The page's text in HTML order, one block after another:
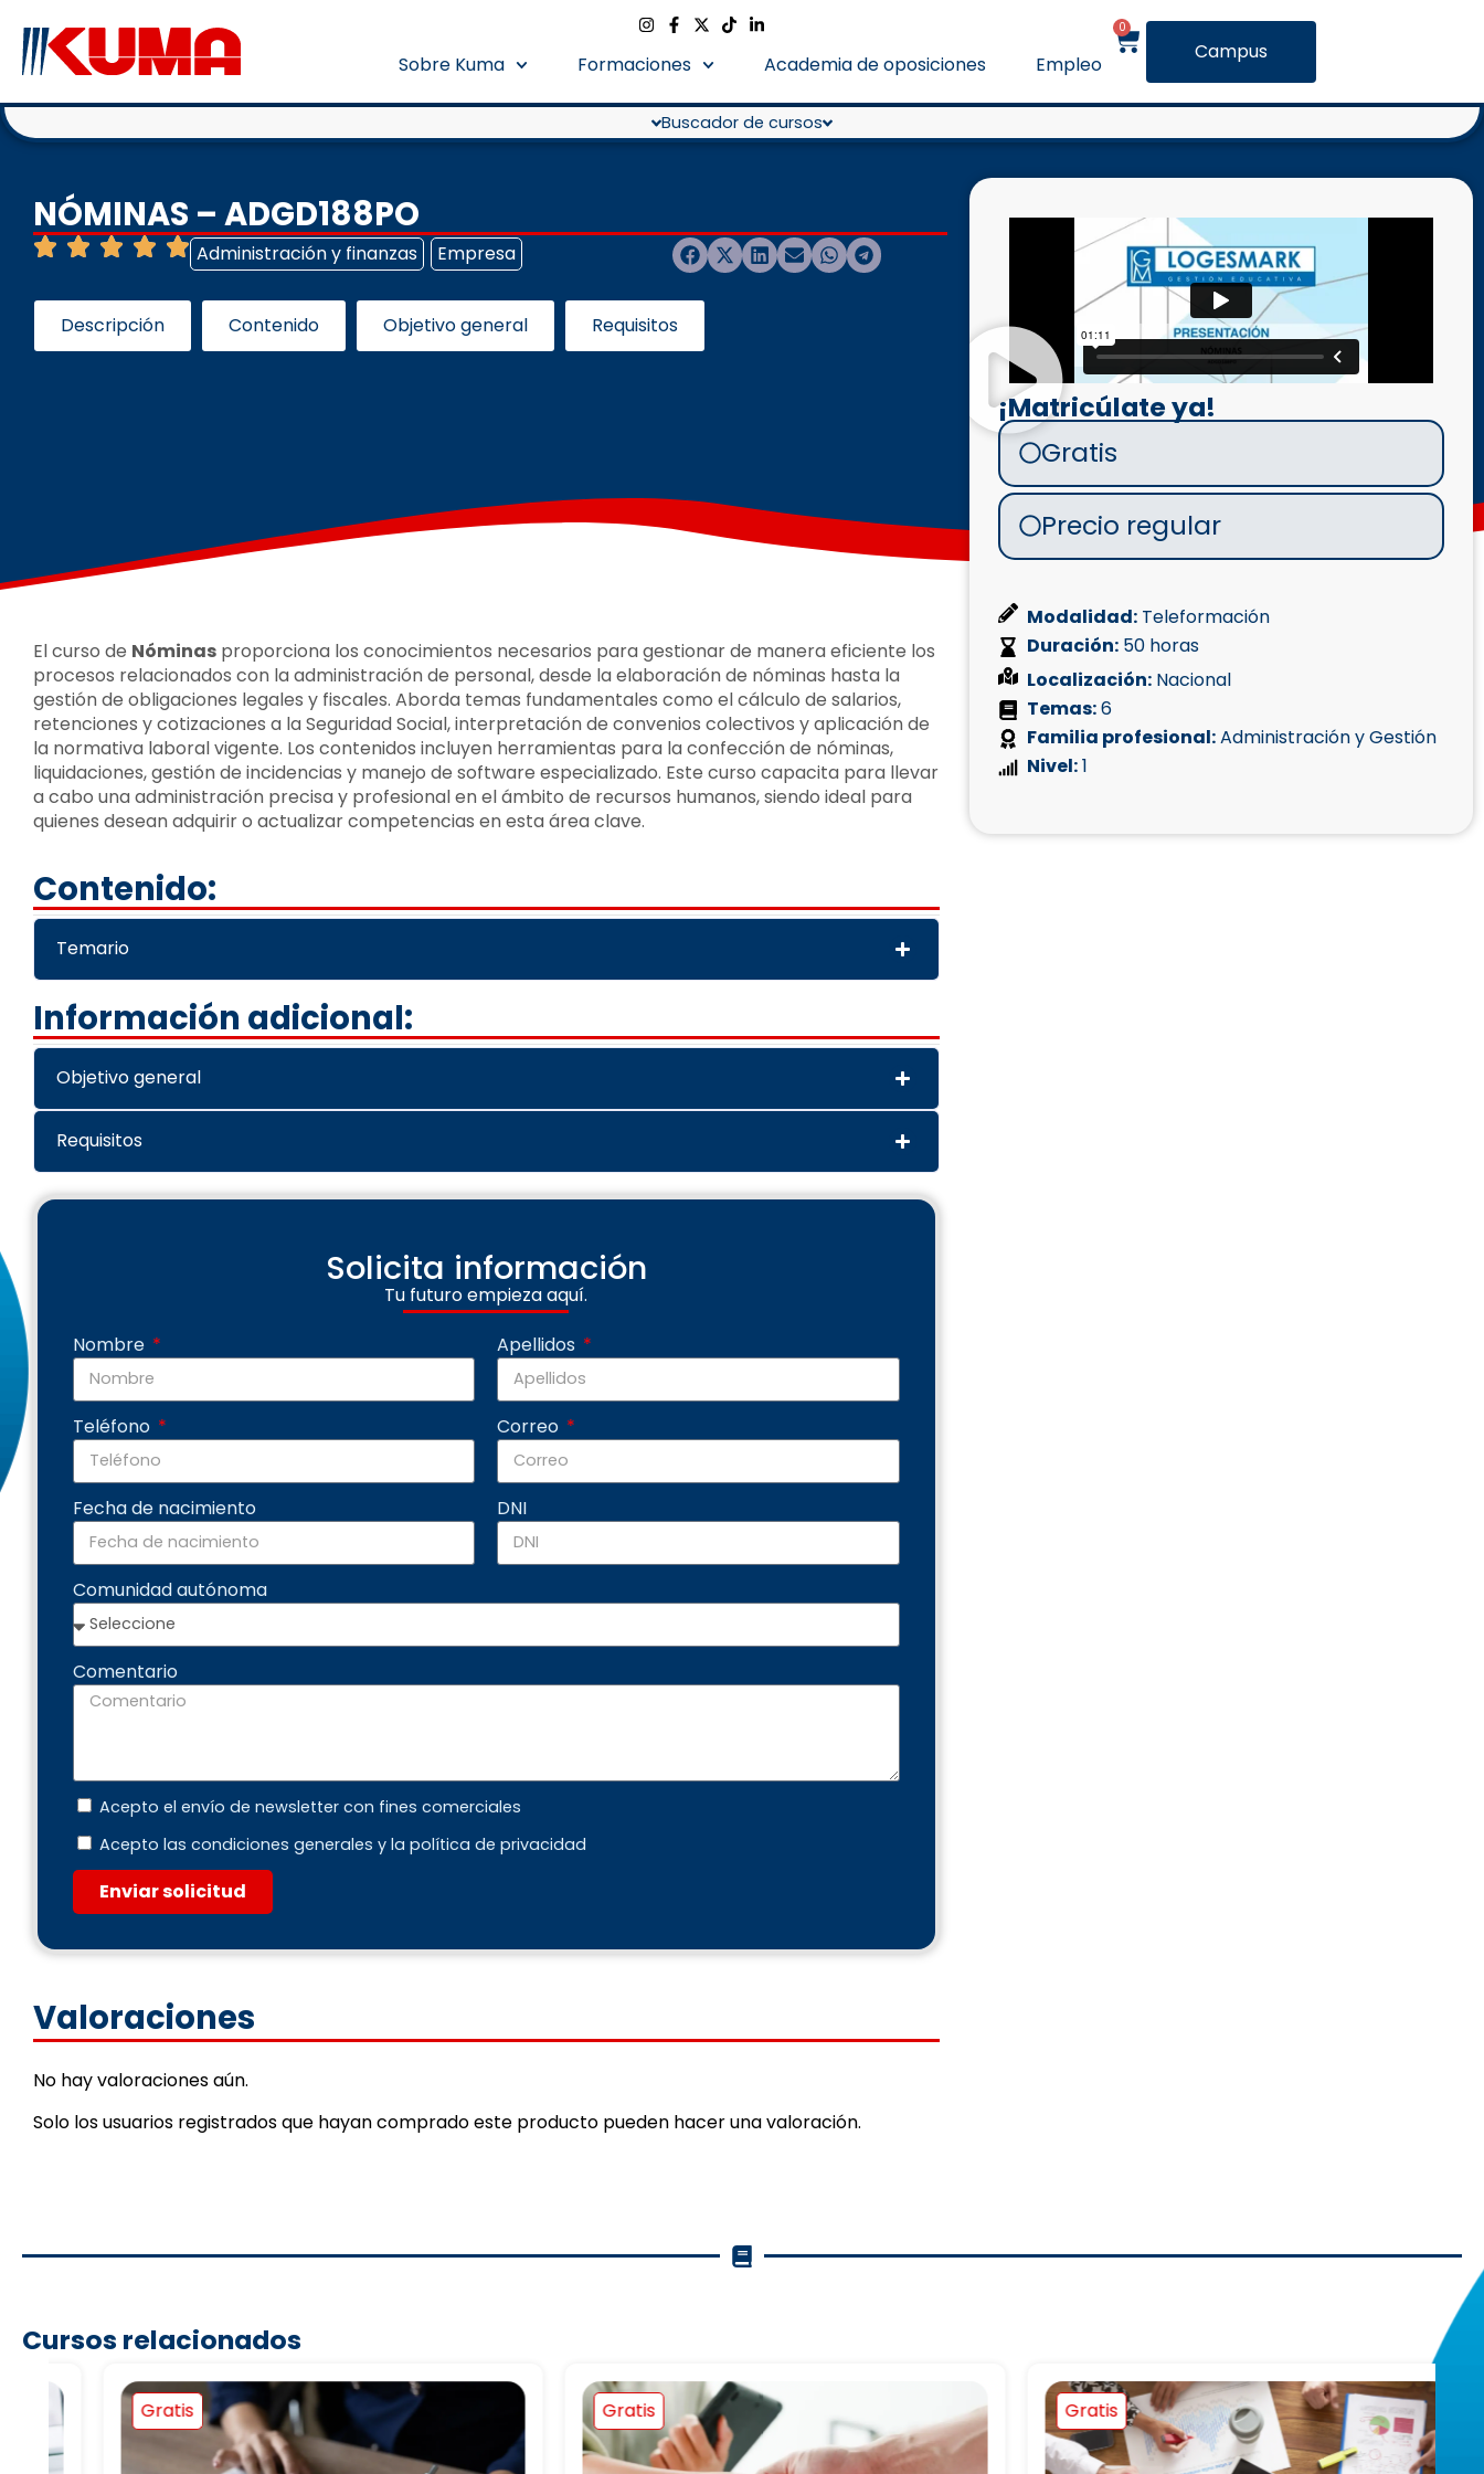
Sobre Kuma Formaciones Academia de oposiciones Empleo
0
Campus
Buscador de cursos
NÓMINAS – ADGD188PO
Administración y finanzas Empresa
Descripción Contenido Objetivo general Requisitos
¡Matricúlate ya!
Gratis
Precio regular
Modalidad: Teleformación
Duración:50 horas
Localización: Nacional
Temas:6
Familia profesional:Administración y Gestión
Nivel:1
El curso de Nóminas proporciona los conocimientos necesarios para gestionar de manera eficiente los
procesos relacionados con la administración de personal, desde la elaboración de nóminas hasta la
gestión de obligaciones legales y fiscales. Aborda temas fundamentales como el cálculo de salarios,
retenciones y cotizaciones a la Seguridad Social, interpretación de convenios colectivos y aplicación de
la normativa laboral vigente. Los contenidos incluyen herramientas para la confección de nóminas,
liquidaciones, gestión de incidencias y manejo de software especializado. Este curso capacita para llevar
a cabo una administración precisa y profesional en el ámbito de recursos humanos, siendo ideal para
quienes desean adquirir o actualizar competencias en esta área clave.
Contenido:
Temario
Información adicional:
Objetivo general
Requisitos
Solicita información
Tu futuro empieza aquí.
Nombre
Apellidos
Teléfono Correo
Fecha de nacimiento DNI
Comunidad autónoma
Comentario
Acepto el envío de newsletter con fines comerciales
Acepto las condiciones generales y la política de privacidad
Enviar solicitud
Valoraciones
No hay valoraciones aún.
Solo los usuarios registrados que hayan comprado este producto pueden hacer una valoración.
Cursos relacionados
Gratis Gratis Gratis